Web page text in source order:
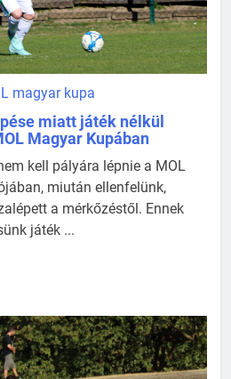
magyar kupa
miatt játék nélkül
Magyar Kupában
kell pályára lépnie a MOL
miután ellenfelünk,
a mérkőzéstől. Ennek
játék ...